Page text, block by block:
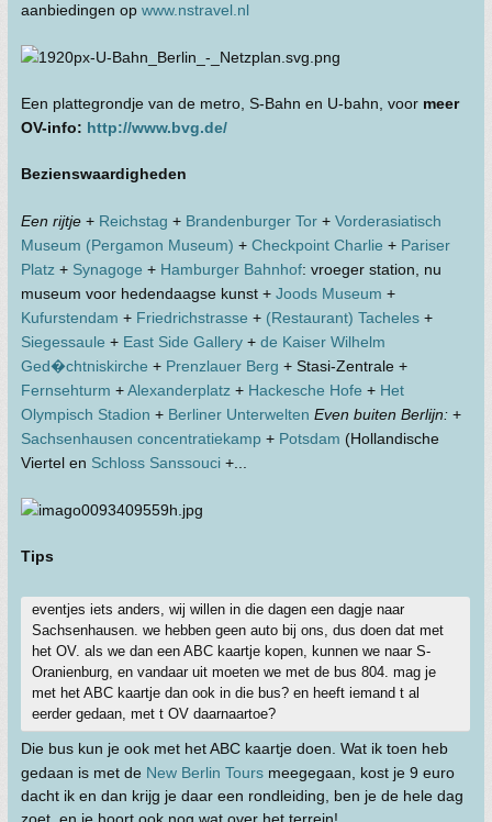
aanbiedingen op www.nstravel.nl
Een plattegrondje van de metro, S-Bahn en U-bahn, voor meer
OV-info: http://www.bvg.de/
Bezienswaardigheden
Een rijtje + Reichstag + Brandenburger Tor + Vorderasiatisch
Museum (Pergamon Museum) + Checkpoint Charlie + Pariser
Platz + Synagoge + Hamburger Bahnhof: vroeger station, nu
museum voor hedendaagse kunst + Joods Museum +
Kufurstendam + Friedrichstrasse + (Restaurant) Tacheles +
Siegessaule + East Side Gallery + de Kaiser Wilhelm
Ged�chtniskirche + Prenzlauer Berg + Stasi-Zentrale +
Fernsehturm +Alexanderplatz + Hackesche Hofe + Het
Olympisch Stadion + Berliner Unterwelten Even buiten Berlijn: +
Sachsenhausen concentratiekamp + Potsdam (Hollandische
Viertel en Schloss Sanssouci +...
Tips
eventjes iets anders, wij willen in die dagen een dagje naar
Sachsenhausen. we hebben geen auto bij ons, dus doen dat met
het OV. als we dan een ABC kaartje kopen, kunnen we naar S-
Oranienburg, en vandaar uit moeten we met de bus 804. mag je
met het ABC kaartje dan ook in die bus? en heeft iemand t al
eerder gedaan, met t OV daarnaartoe?
Die bus kun je ook met het ABC kaartje doen. Wat ik toen heb
gedaan is met de New Berlin Tours meegegaan, kost je 9 euro
dacht ik en dan krijg je daar een rondleiding, ben je de hele dag